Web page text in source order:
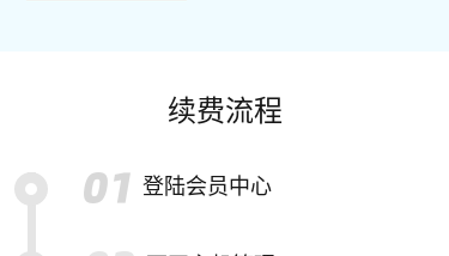
续费流程
登陆会员中心